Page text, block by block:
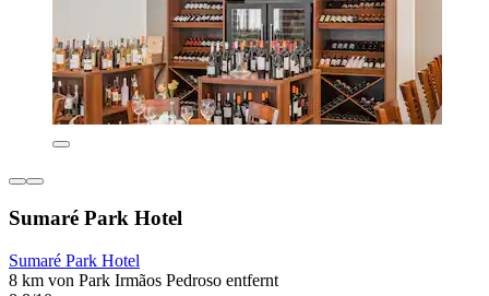
Sumaré Park Hotel
Sumaré Park Hotel
8 km von Park Irmãos Pedroso entfernt